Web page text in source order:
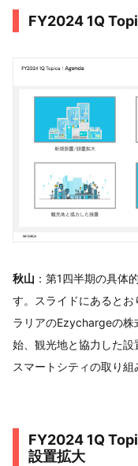
FY2024 1Q
秋山 ：第1四半期の具体
す。スライドにあると
ラリアのEzychargeの株
始、観光地と協力した設
スマートシティの取り組
FY2024 1Q
設置拡大